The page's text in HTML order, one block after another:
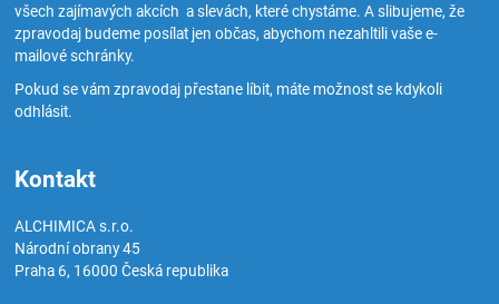
všech zajímavých akcích a slevách, které chystáme. A slibujeme, že
zpravodaj budeme posílat jen občas, abychom nezahltili vaše e-
mailové schránky.
Pokud se vám zpravodaj přestane líbit, máte možnost se kdykoli
odhlásit.
Kontakt
ALCHIMICA s.r.o.
Národní obrany 45
Praha 6, 16000Česká republika